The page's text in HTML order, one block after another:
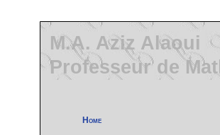
M.A. Aziz Alaoui
Professeur de
Home